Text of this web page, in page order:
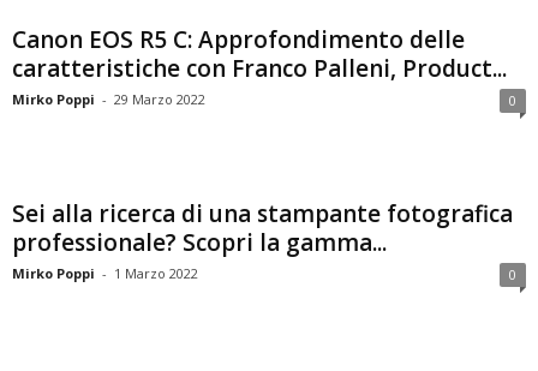
Canon EOS R5 C: Approfondimento delle
caratteristiche con Franco Palleni, Product...
Mirko Poppi - 29 Marzo 2022 0
Sei alla ricerca di una stampante fotografica
professionale? Scopri la gamma...
Mirko Poppi - 1 Marzo 2022 0